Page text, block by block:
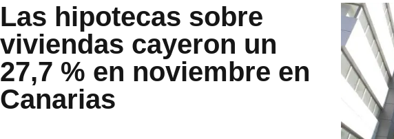
Las hipotecas sobre
viviendas cayeron un
27,7 % en noviembre en
Canarias